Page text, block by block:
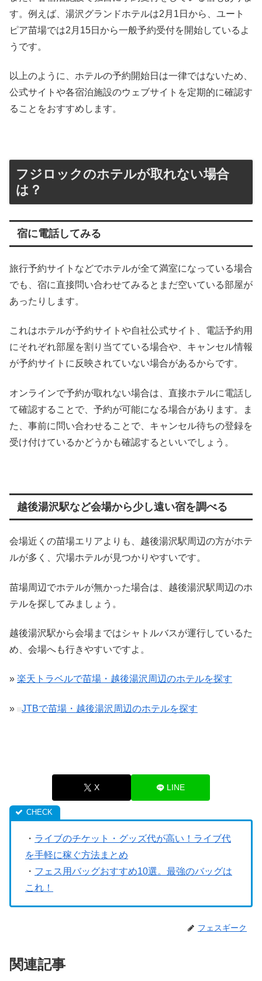
す。例えば、湯沢グランドホテルは2月1日から、ユート
ピア苗場では2月15日から一般予約受付を開始しているよ
うです。
以上のように、ホテルの予約開始日は一律ではないため、
公式サイトや各宿泊施設のウェブサイトを定期的に確認す
ることをおすすめします。
フジロックのホテルが取れない場合
は？
宿に電話してみる
旅行予約サイトなどでホテルが全て満室になっている場合
でも、宿に直接問い合わせてみるとまだ空いている部屋が
あったりします。
これはホテルが予約サイトや自社公式サイト、電話予約用
にそれぞれ部屋を割り当てている場合や、キャンセル情報
が予約サイトに反映されていない場合があるからです。
オンラインで予約が取れない場合は、直接ホテルに電話し
て確認することで、予約が可能になる場合があります。ま
た、事前に問い合わせることで、キャンセル待ちの登録を
受け付けているかどうかも確認するといいでしょう。
越後湯沢駅など会場から少し遠い宿を調べる
会場近くの苗場エリアよりも、越後湯沢駅周辺の方がホテ
ルが多く、穴場ホテルが見つかりやすいです。
苗場周辺でホテルが無かった場合は、越後湯沢駅周辺のホ
テルを探してみましょう。
越後湯沢駅から会場まではシャトルバスが運行しているた
め、会場へも行きやすいですよ。
» 楽天トラベルで苗場・越後湯沢周辺のホテルを探す
» JTBで苗場・越後湯沢周辺のホテルを探す
X LINE
・ ライブのチケット・グッズ代が高い！ライブ代
を手軽に稼ぐ方法まとめ
・ フェス用バッグおすすめ10選。最強のバッグは
これ！
フェスギーク
関連記事